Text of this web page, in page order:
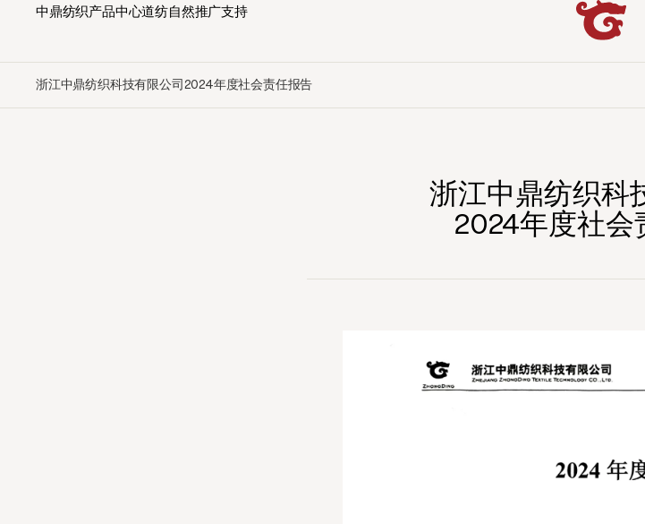
中鼎纺织 产品中心道纺自然推广支持
浙江中鼎纺织科技有限公司2024年度社会责任报告
浙江中鼎纺织科
2024年度社会